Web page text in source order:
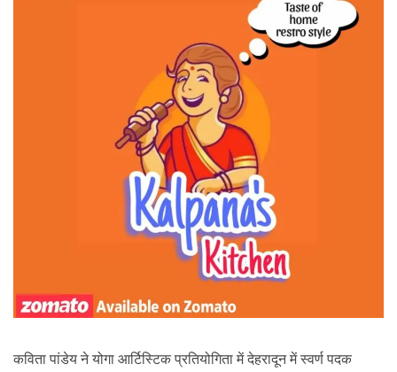
कविता पांडेय ने योगा आर्टिस्टिक प्रतियोगिता में देहरादून में स्वर्ण पदक